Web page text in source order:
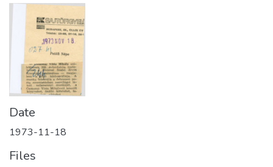
About us
Date
1973-11-18
Files